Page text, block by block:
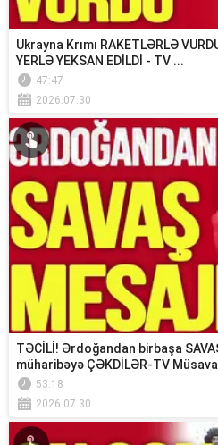
Ukrayna Krımı RAKETLƏRLƏ
YERLƏ YEKSAN EDİLDİ - TV ...
47:47
2026.07.30
TƏCİLİ! Ərdoğandan birbaşa
müharibəyə ÇƏKDİLƏR-TV
53:18
2026.07.30